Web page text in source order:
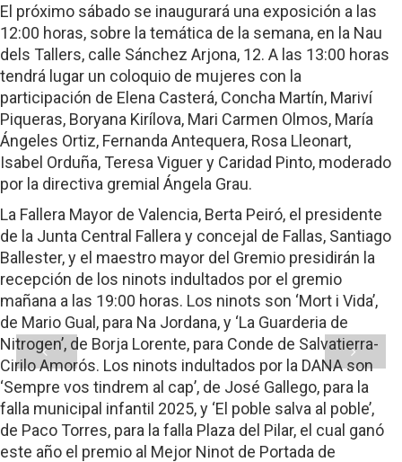
El próximo sábado se inaugurará una exposición a las
12:00 horas, sobre la temática de la semana, en la Nau
dels Tallers, calle Sánchez Arjona, 12. A las 13:00 horas
tendrá lugar un coloquio de mujeres con la
participación de Elena Casterá, Concha Martín, Mariví
Piqueras, Boryana Kirílova, Mari Carmen Olmos, María
Ángeles Ortiz, Fernanda Antequera, Rosa Lleonart,
Isabel Orduña, Teresa Viguer y Caridad Pinto, moderado
por la directiva gremial Ángela Grau.
La Fallera Mayor de Valencia, Berta Peiró, el presidente
de la Junta Central Fallera y concejal de Fallas, Santiago
Ballester, y el maestro mayor del Gremio presidirán la
recepción de los ninots indultados por el gremio
mañana a las 19:00 horas. Los ninots son ‘Mort i Vida’,
de Mario Gual, para Na Jordana, y ‘La Guarderia de
Nitrogen’, de Borja Lorente, para Conde de Salvatierra-
Cirilo Amorós. Los ninots indultados por la DANA son
‘Sempre vos tindrem al cap’, de José Gallego, para la
falla municipal infantil 2025, y ‘El poble salva al poble’,
de Paco Torres, para la falla Plaza del Pilar, el cual ganó
este año el premio al Mejor Ninot de Portada de